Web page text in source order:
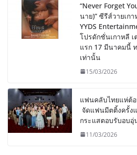
“Never Forget
นาย)” ซีรีส์วายเก
YYDS
โปรดักชั่นเกาหลี
แรก 17 มีนาคมนี้ ท
เท่านั้น
15/03/2026
แฟนคลับไทยแห่ต้อ
จัดแฟนมีตติ้งครั้ง
กระแสตอบรับอบอุ่
11/03/2026